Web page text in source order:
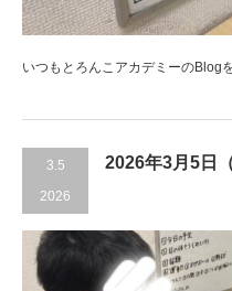
いつもとろんこアカデミーのBlog
3.5
2026
2026年3月5日